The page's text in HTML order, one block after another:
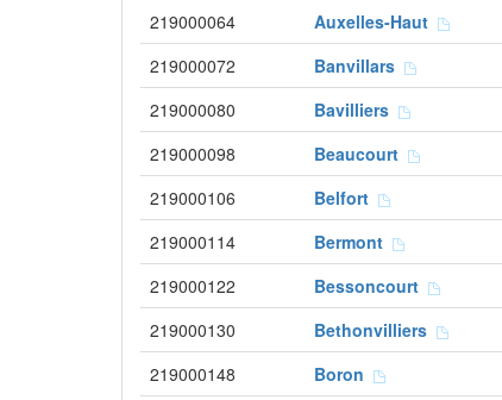
219000064 Auxelles-Haut
219000072 Banvillars
219000080 Bavilliers
219000098 Beaucourt
219000106 Belfort
219000114 Bermont
219000122 Bessoncourt
219000130 Bethonvilliers
219000148 Boron